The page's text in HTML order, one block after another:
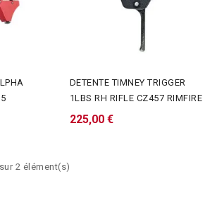
DETENTE TIMNEY TRIGGER
1LBS RH RIFLE CZ457 RIMFIRE
225,00 €
2 élément(s)